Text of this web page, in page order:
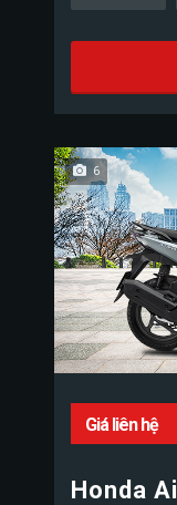
6
Giá liên hệ
Honda